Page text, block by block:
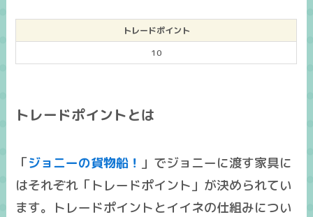
トレードポイント
10
トレードポイントとは
「ジョニーの貨物船！ 」でジョニーに渡す家具に
はそれぞれ「トレードポイント」が決められてい
ます。トレードポイントとイイネの仕組みについ